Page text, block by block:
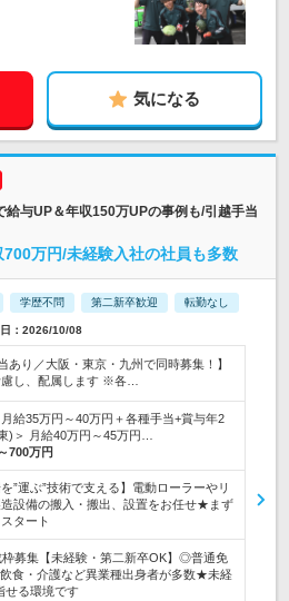
気になる
与UP＆年収150万UPの事例も/引越手当
700万円/未経験入社の社員も多数
学歴不問 第二新卒歓迎 転勤なし
：2026/10/08
あり／大阪・東京・九州で同時募集！】
し、配属します ※各…
給35万円～40万円＋各種手当+賞与年2
)＞ 月給40万円～45万円…
700万円
”運ぶ”技術で支える】電動ローラーやリ
設備の搬入・搬出、設置をお任せ★まず
タート
募集【未経験・第二新卒OK】◎普通免
食・介護など異業種出身者が多数★未経
せる環境です